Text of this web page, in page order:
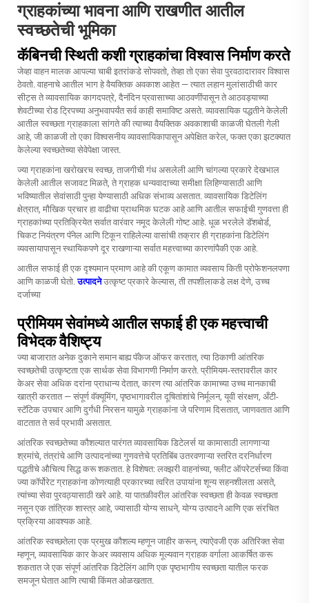
ग्राहकांच्या भावना आणि राखणीत आतील
स्वच्छतेची भूमिका
कॅबिनची स्थिती कशी ग्राहकांचा विश्वास निर्माण करते
जेव्हा वाहन मालक आपल्या चाबी इतरांकडे सोपवतो, तेव्हा तो एका सेवा पुरवठादारावर विश्वास
ठेवतो. वाहनाचे आतील भाग हे वैयक्तिक अवकाश आहेत — त्यात लहान मुलांसाठीची कार
सीट्स ते व्यावसायिक कागदपत्रे, दैनंदिन प्रवासाच्या आठवणींपासून ते आठवड्याच्या
शेवटीच्या रोड ट्रिपच्या अनुभवापर्यंत सर्व काही समाविष्ट असते. व्यावसायिक पद्धतीने केलेली
आतील स्वच्छता ग्राहकाला सांगते की त्याच्या वैयक्तिक अवकाशाची काळजी घेतली गेली
आहे, जी काळजी तो एका विश्वसनीय व्यावसायिकापासून अपेक्षित करेल, फक्त एका झटक्यात
केलेल्या स्वच्छतेच्या सेवेपेक्षा जास्त.
ज्या ग्राहकांना खरोखरच स्वच्छ, ताजगीची गंध असलेली आणि चांगल्या प्रकारे देखभाल
केलेली आतील सजावट मिळते, ते ग्राहक धन्यवादाच्या समीक्षा लिहिण्यासाठी आणि
भविष्यातील सेवांसाठी पुन्हा येण्यासाठी अधिक संभाव्य असतात. व्यावसायिक डिटेलिंग
क्षेत्रात, मौखिक प्रचार हा वाढीचा प्राथमिक घटक आहे आणि आतील सफाईची गुणवत्ता ही
ग्राहकांच्या प्रतिक्रियेत सर्वात वारंवार नमूद केलेली गोष्ट आहे. धूळ भरलेले डॅशबोर्ड,
चिकट नियंत्रण पॅनेल आणि टिकून राहिलेल्या वासांची तक्रार ही ग्राहकांना डिटेलिंग
व्यवसायापासून स्थायिकपणे दूर राखणाऱ्या सर्वात महत्त्वाच्या कारणांपैकी एक आहे.
आतील सफाई ही एक दृश्यमान प्रमाण आहे की एकूण कामात व्यवसाय किती प्रोफेशनलपणा
आणि काळजी घेतो.उत्पादनेउत्कृष्ट प्रकारे केल्यास, ती तपशीलाकडे लक्ष देणे, उच्च
दर्जाच्या
प्रीमियम सेवांमध्ये आतील सफाई ही एक महत्त्वाची
विभेदक वैशिष्ट्य
ज्या बाजारात अनेक दुकाने समान बाह्य पॅकेज ऑफर करतात, त्या ठिकाणी आंतरिक
स्वच्छतेची उत्कृष्टता एक सार्थक सेवा विभागणी निर्माण करते. प्रीमियम-स्तरावरील कार
केअर सेवा अधिक दरांना प्राधान्य देतात, कारण त्या आंतरिक कामाच्या उच्च मानकाची
खात्री करतात — संपूर्ण वॅक्यूमिंग, पृष्ठभागावरील दूषितांशांचे निर्मूलन, यूवी संरक्षण, अँटी-
स्टॅटिक उपचार आणि दुर्गंधी निरसन यामुळे ग्राहकांना जे परिणाम दिसतात, जाणवतात आणि
वाटतात ते सर्व प्रभावी असतात.
आंतरिक स्वच्छतेच्या कौशल्यात पारंगत व्यावसायिक डिटेलर्स या कामासाठी लागणाऱ्या
श्रमांचे, तंत्रांचे आणि उत्पादनांच्या गुणवत्तेचे प्रतिबिंब उतरवणाऱ्या स्तरित दरनिर्धारण
पद्धतीचे औचित्य सिद्ध करू शकतात. हे विशेषत: लक्झरी वाहनांच्या, फ्लीट ऑपरेटर्सच्या किंवा
ज्या कॉर्पोरेट ग्राहकांना कोणत्याही प्रकारच्या त्वरित उपायांना शून्य सहनशीलता असते,
त्यांच्या सेवा पुरवठ्यासाठी खरे आहे. या पातळीवरील आंतरिक स्वच्छता ही केवळ स्वच्छता
नसून एक तांत्रिक शास्त्र आहे, ज्यासाठी योग्य साधने, योग्य उत्पादने आणि एक संरचित
प्रक्रिया आवश्यक आहे.
आंतरिक स्वच्छतेला एक प्रमुख कौशल्य म्हणून जाहीर करून, त्याऐवजी एक अतिरिक्त सेवा
म्हणून, व्यावसायिक कार केअर व्यवसाय अधिक मूल्यवान ग्राहक वर्गाला आकर्षित करू
शकतात जे एक संपूर्ण आंतरिक डिटेलिंग आणि एक पृष्ठभागीय स्वच्छता यातील फरक
समजून घेतात आणि त्याची किंमत ओळखतात.